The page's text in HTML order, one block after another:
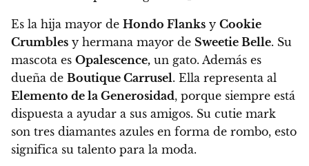
Es la hija mayor de Hondo Flanks y Cookie
Crumbles y hermana mayor de Sweetie Belle. Su
mascota es Opalescence, un gato. Además es
dueña de Boutique Carrusel. Ella representa al
Elemento de la Generosidad, porque siempre está
dispuesta a ayudar a sus amigos. Su cutie mark
son tres diamantes azules en forma de rombo, esto
significa su talento para la moda.